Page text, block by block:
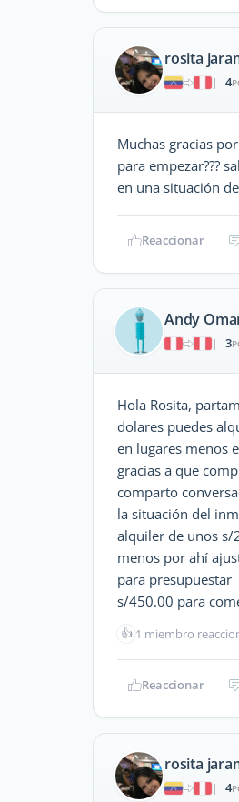
rosita
|
4
Muchas gracias
para empezar???
en una situación
Reaccionar
Andy
|
3
Hola Rosita,
dolares puedes
en lugares menos
gracias a que
comparto
la situación del
alquiler de unos s/
menos por ahí
para presupuestar
s/450.00 para
👍 1 miembro
Reaccionar
rosita
|
4